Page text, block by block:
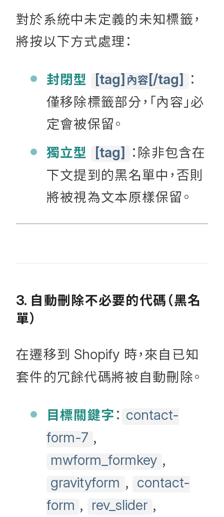
對於系統中未定義的未知標籤，
將按以下方式處理：
封閉型 [tag] 內容 [/tag]
：
僅移除標籤部分，「內容」必
定會被保留。
獨立型
[tag]
：除非包含在
下文提到的黑名單中，否則
將被視為文本原樣保留。
3. 自動刪除不必要的代碼（黑名
單）
在遷移到 Shopify 時，來自已知
套件的冗餘代碼將被自動刪除。
目標關鍵字： contact-
form-7 ,
mwform_formkey ,
gravityform , contact-
form , rev_slider ,